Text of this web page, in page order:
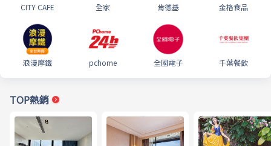
CITY CAFE 全家 肯德基 金格食品
浪漫摩鐵 pchome 全國電子 千葉餐飲
TOP熱銷